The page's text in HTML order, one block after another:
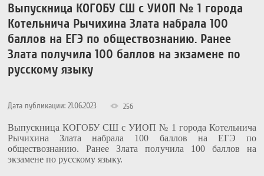
Выпускница КОГОБУ СШ с УИОП № 1 города
Котельнича Рычихина Злата набрала 100
баллов на ЕГЭ по обществознанию. Ранее
Злата получила 100 баллов на экзамене по
русскому языку
Дата публикации: 21.06.2023 256
Выпускница КОГОБУ СШ с УИОП № 1 города Котельнича
Рычихина Злата набрала 100 баллов на ЕГЭ по
обществознанию. Ранее Злата получила 100 баллов на
экзамене по русскому языку.